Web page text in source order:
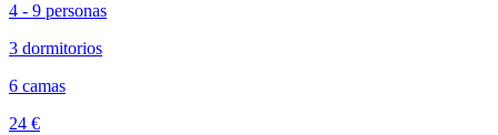
4 - 9 personas
3 dormitorios
6 camas
24 €